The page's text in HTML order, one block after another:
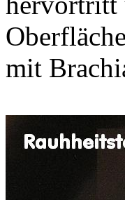
Oberfläche
mit